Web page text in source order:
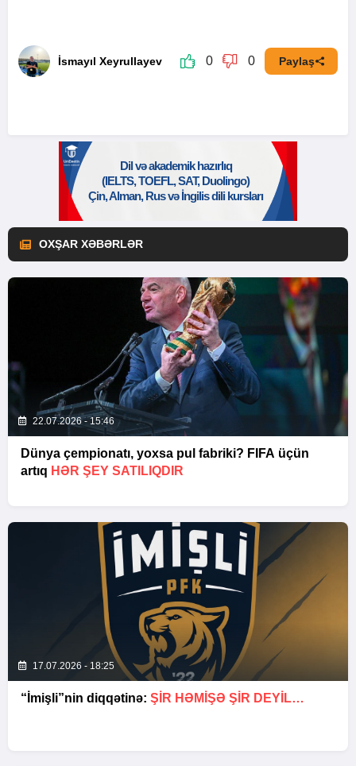
İsmayıl Xeyrullayev 0 0 Paylaş
OXŞAR XƏBƏRLƏR
22.07.2026 - 15:46
Dünya çempionatı, yoxsa pul fabriki? FIFA üçün
artıq HƏR ŞEY SATILIQDIR
17.07.2026 - 18:25
“İmişli”nin diqqətinə: ŞIR HƏMIŞƏ ŞIR DEYIL…